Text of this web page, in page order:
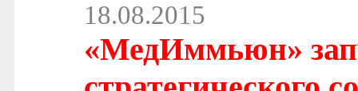
18.08.2015
«МедИммьюн»